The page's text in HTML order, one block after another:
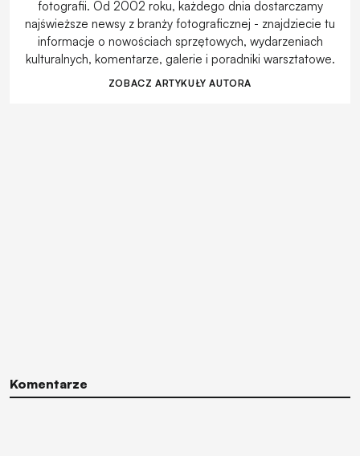
fotografii. Od 2002 roku, każdego dnia dostarczamy
najświeższe newsy z branży fotograficznej - znajdziecie tu
informacje o nowościach sprzętowych, wydarzeniach
kulturalnych, komentarze, galerie i poradniki warsztatowe.
ZOBACZ ARTYKUŁY AUTORA
Komentarze